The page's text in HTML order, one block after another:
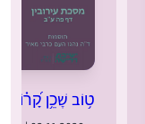
ט֥וֹב שָׁכֵ֥ן קָ֝ר֗וֹב